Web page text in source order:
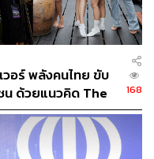
วอร์ พลังคนไทย ขับ
ด้วยแนวคิด The
168